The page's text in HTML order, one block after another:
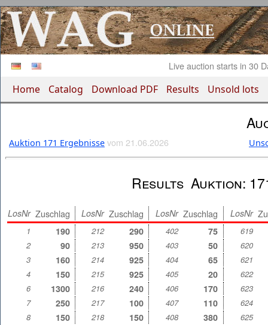
Live auction starts in 30
Home Catalog Download PDF Results Unsold lots
Auktion 171 Ergebnisse vom 21.06.2026
Results Auktion:
LosNr Zuschlag LosNr Zuschlag LosNr Zuschlag LosNr
1 190 212 290 402 75
619
2
90 213 950 403 50
620
3
160 214 925 404 65
621
4
150 215 925 405 20
622
6
1300 216 240 406 170
623
7
250 217 100 407 110
624
8
150 218 150 408 380
625